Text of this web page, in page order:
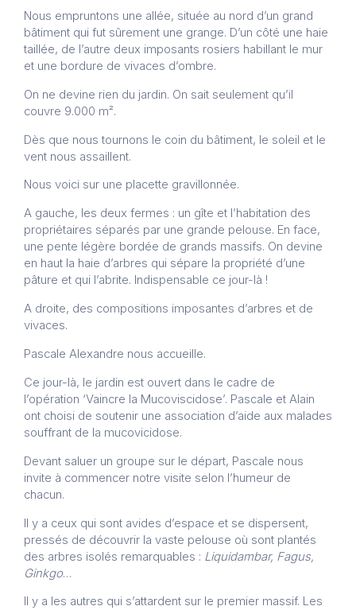
Nous empruntons une allée, située au nord d’un grand
bâtiment qui fut sûrement une grange. D’un côté une haie
taillée, de l’autre deux imposants rosiers habillant le mur
et une bordure de vivaces d’ombre.
On ne devine rien du jardin. On sait seulement qu’il
couvre 9.000 m².
Dès que nous tournons le coin du bâtiment, le soleil et le
vent nous assaillent.
Nous voici sur une placette gravillonnée.
A gauche, les deux fermes : un gîte et l’habitation des
propriétaires séparés par une grande pelouse. En face,
une pente légère bordée de grands massifs. On devine
en haut la haie d’arbres qui sépare la propriété d’une
pâture et qui l’abrite. Indispensable ce jour-là !
A droite, des compositions imposantes d’arbres et de
vivaces.
Pascale Alexandre nous accueille.
Ce jour-là, le jardin est ouvert dans le cadre de
l’opération ‘Vaincre la Mucoviscidose’. Pascale et Alain
ont choisi de soutenir une association d’aide aux malades
souffrant de la mucovicidose.
Devant saluer un groupe sur le départ, Pascale nous
invite à commencer notre visite selon l’humeur de
chacun.
Il y a ceux qui sont avides d’espace et se dispersent,
pressés de découvrir la vaste pelouse où sont plantés
des arbres isolés remarquables : Liquidambar, Fagus,
Ginkgo…
Il y a les autres qui s’attardent sur le premier massif. Les